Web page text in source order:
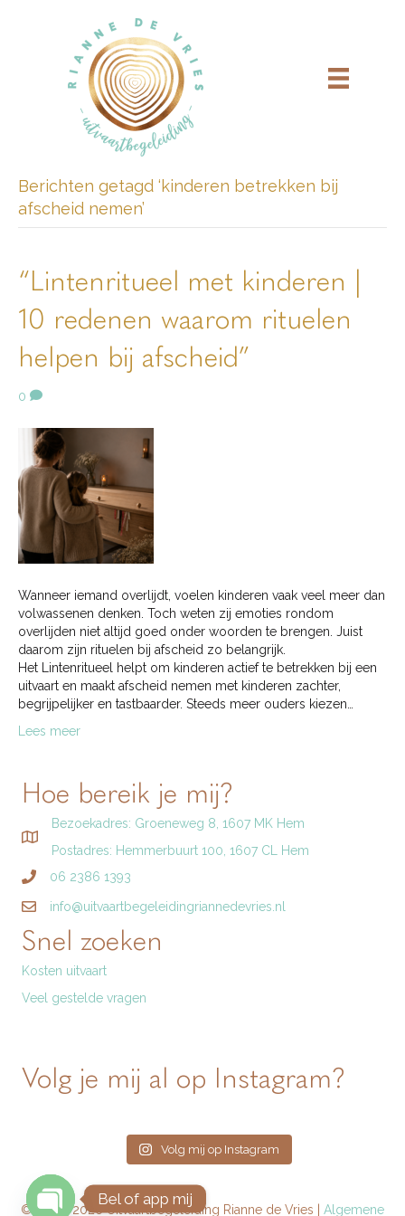
Berichten getagd ‘kinderen betrekken bij
afscheid nemen’
“Lintenritueel met kinderen |
10 redenen waarom rituelen
helpen bij afscheid”
0
Wanneer iemand overlijdt, voelen kinderen vaak veel meer dan
volwassenen denken. Toch weten zij emoties rondom
overlijden niet altijd goed onder woorden te brengen. Juist
daarom zijn rituelen bij afscheid zo belangrijk.
Het Lintenritueel helpt om kinderen actief te betrekken bij een
uitvaart en maakt afscheid nemen met kinderen zachter,
begrijpelijker en tastbaarder. Steeds meer ouders kiezen…
Lees meer
Hoe bereik je mij?
Bezoekadres: Groeneweg 8, 1607 MK Hem
Postadres: Hemmerbuurt 100, 1607 CL Hem
06 2386 1393
info@uitvaartbegeleidingriannedevries.nl
Snel zoeken
Kosten uitvaart
Veel gestelde vragen
Volg je mij al op Instagram?
Volg mij op Instagram
© 2020-2026 Uitvaartbegeleiding Rianne de Vries | Algemene
Bel of app mij